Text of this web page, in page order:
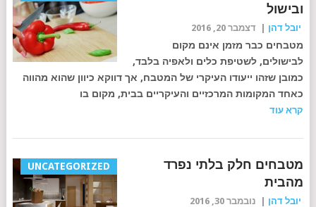
ובישול
יובל דהן דצמבר 20, 2016
מטבחים כבר מזמן אינם מקום
לבישולים, לשטיפת כלים ולאפיה בלבד,
כמובן שזהו ייעודו העיקרי של המטבח, אך דווקא כיוון שהוא מהווה
כאחד המקומות המרכזיים והעיקריים בבית, מקום בו
קרא עוד
UNCATEGORIZED
מטבחים חלק בלתי נפרד
מהבית
יובל דהן נובמבר 30, 2016